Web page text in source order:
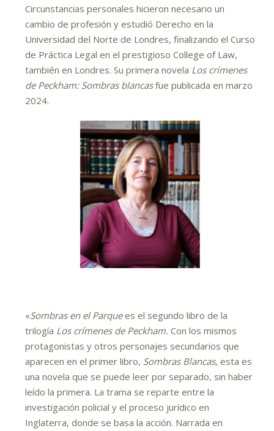
Circunstancias personales hicieron necesario un
cambio de profesión y estudió Derecho en la
Universidad del Norte de Londres, finalizando el Curso
de Práctica Legal en el prestigioso College of Law,
también en Londres. Su primera novela Los crímenes
de Peckham: Sombras blancasfue publicada en marzo
2024.
«Sombras en el Parquees el segundo libro de la
trilogía Los crímenes de Peckham. Con los mismos
protagonistas y otros personajes secundarios que
aparecen en el primer libro, Sombras Blancas, esta es
una novela que se puede leer por separado, sin haber
leído la primera. La trama se reparte entre la
investigación policial y el proceso jurídico en
Inglaterra, donde se basa la acción. Narrada en